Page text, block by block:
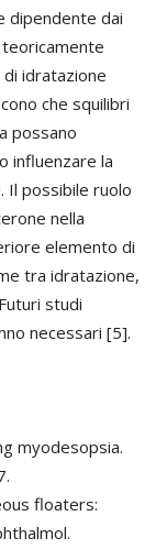
dipendente dai
idratazione
che squilibri
possano
influenzare la
Il possibile ruolo
nella
elemento di
tra idratazione,
studi
necessari [5].
myodesopsia.
floaters: